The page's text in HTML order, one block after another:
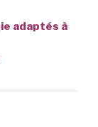
adaptés à